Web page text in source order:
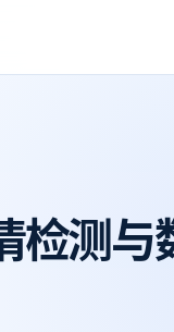
检测与